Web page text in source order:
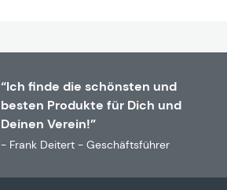
“Ich finde die schönsten und
besten Produkte für Dich und
Deinen Verein!”
- Frank Deitert - Geschäftsführer